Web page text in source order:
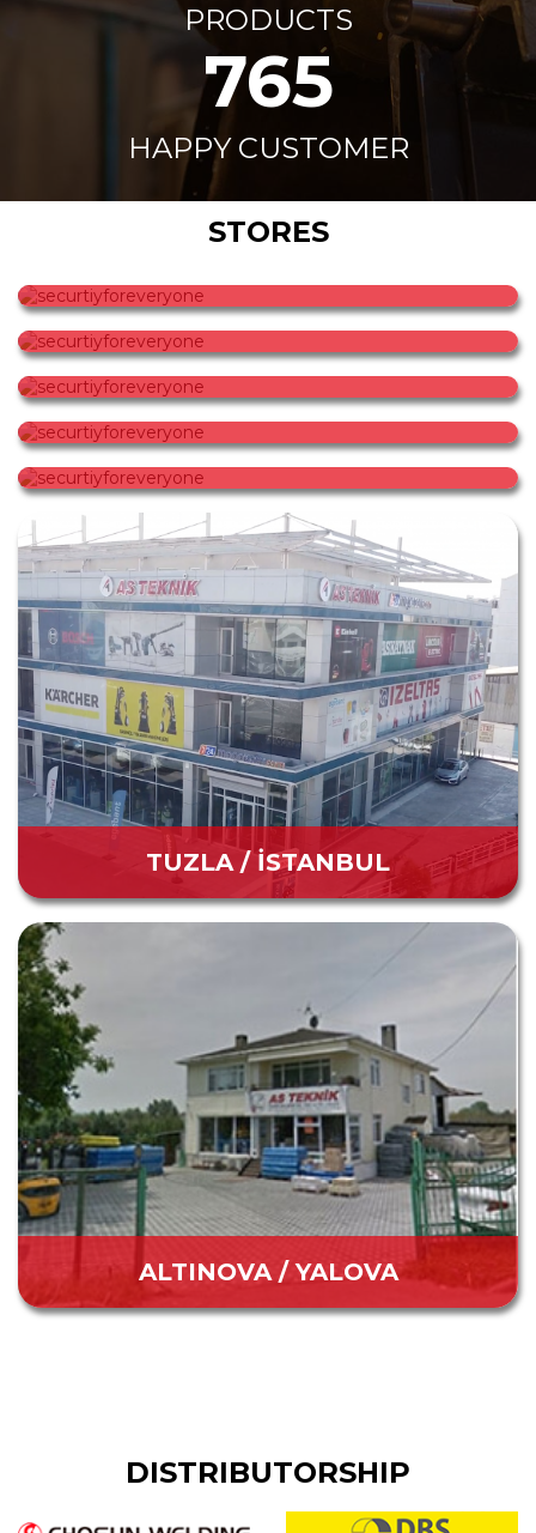
PRODUCTS
800+
HAPPY CUSTOMER
STORES
securtiyforeveryone
securtiyforeveryone
securtiyforeveryone
securtiyforeveryone
TUZLA / İSTANBUL
ALTINOVA / YALOVA
DISTRIBUTORSHIP